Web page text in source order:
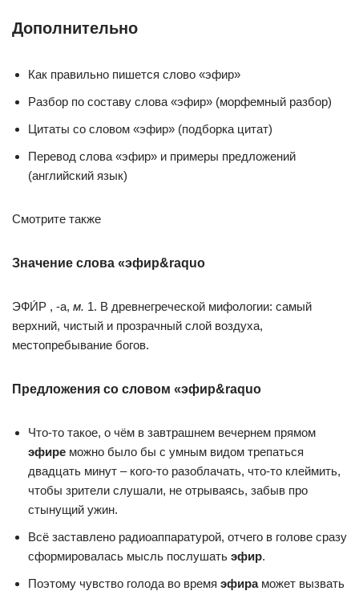
Дополнительно
Как правильно пишется слово «эфир»
Разбор по составу слова «эфир» (морфемный разбор)
Цитаты со словом «эфир» (подборка цитат)
Перевод слова «эфир» и примеры предложений
(английский язык)
Смотрите также
Значение слова «эфир&raquo
ЭФИ́Р , -а, м. 1. В древнегреческой мифологии: самый
верхний, чистый и прозрачный слой воздуха,
местопребывание богов.
Предложения со словом «эфир&raquo
Что-то такое, о чём в завтрашнем вечернем прямом
эфире можно было бы с умным видом трепаться
двадцать минут – кого-то разоблачать, что-то клеймить,
чтобы зрители слушали, не отрываясь, забыв про
стынущий ужин.
Всё заставлено радиоаппаратурой, отчего в голове сразу
сформировалась мысль послушать эфир.
Поэтому чувство голода во время эфираможет вызвать